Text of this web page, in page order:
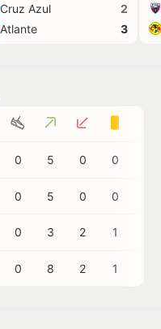
Cruz Azul
2
Atlante
3
0 5 0 0
0 5 0 0
0 3 2 1
0 8 2 1